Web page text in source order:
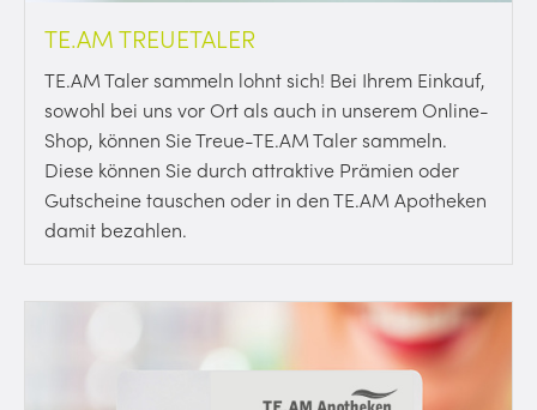
TE.AM TREUETALER
TE.AM Taler sammeln lohnt sich! Bei Ihrem Einkauf,
sowohl bei uns vor Ort als auch in unserem Online-
Shop, können Sie Treue-TE.AM Taler sammeln.
Diese können Sie durch attraktive Prämien oder
Gutscheine tauschen oder in den TE.AM Apotheken
damit bezahlen.